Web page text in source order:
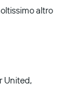
altro
United,